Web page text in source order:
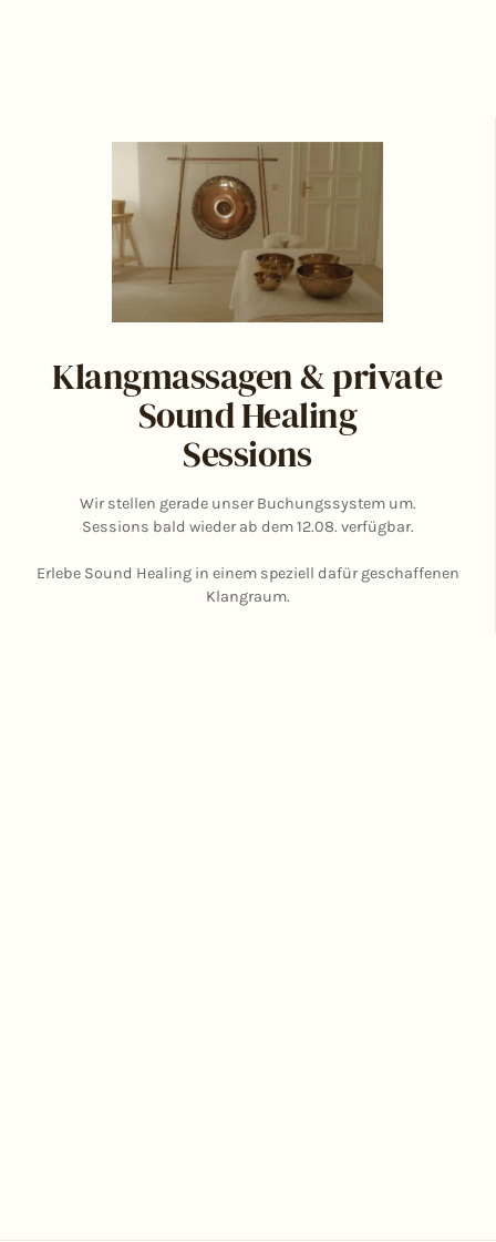
Klangmassagen & private
Sound Healing
Sessions
Wir stellen gerade unser Buchungssystem um.
Sessions bald wieder ab dem 12.08. verfügbar.
Erlebe Sound Healing in einem speziell dafür geschaffenen
Klangraum.